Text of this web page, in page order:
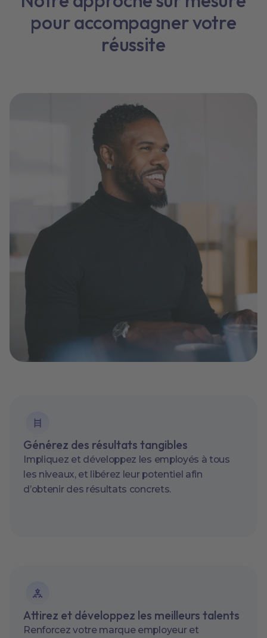
pour accompagner votre
réussite
Générez des résultats tangibles
Impliquez et développez les employés à tous
les niveaux, et libérez leur potentiel afin
d’obtenir des résultats concrets.
Attirez et développez les meilleurs talents
Renforcez votre marque employeur et